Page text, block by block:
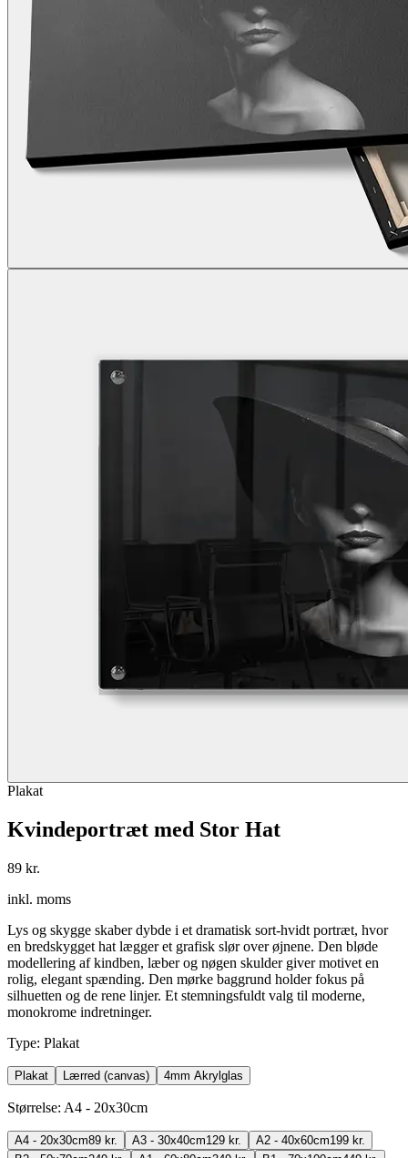
Plakat
Kvindeportræt med Stor Hat
89 kr.
inkl. moms
Lys og skygge skaber dybde i et dramatisk sort-hvidt portræt, hvor
en bredskygget hat lægger et grafisk slør over øjnene. Den bløde
modellering af kindben, læber og nøgen skulder giver motivet en
rolig, elegant spænding. Den mørke baggrund holder fokus på
silhuetten og de rene linjer. Et stemningsfuldt valg til moderne,
monokrome indretninger.
Type: Plakat
Plakat Lærred (canvas) 4mm Akrylglas
Størrelse: A4 - 20x30cm
A4 - 20x30cm89 kr. A3 - 30x40cm129 kr. A2 - 40x60cm199 kr.